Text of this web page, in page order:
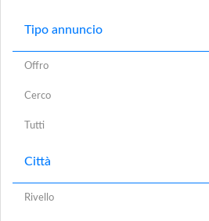
Tipo annuncio
Offro
Cerco
Tutti
Città
Rivello